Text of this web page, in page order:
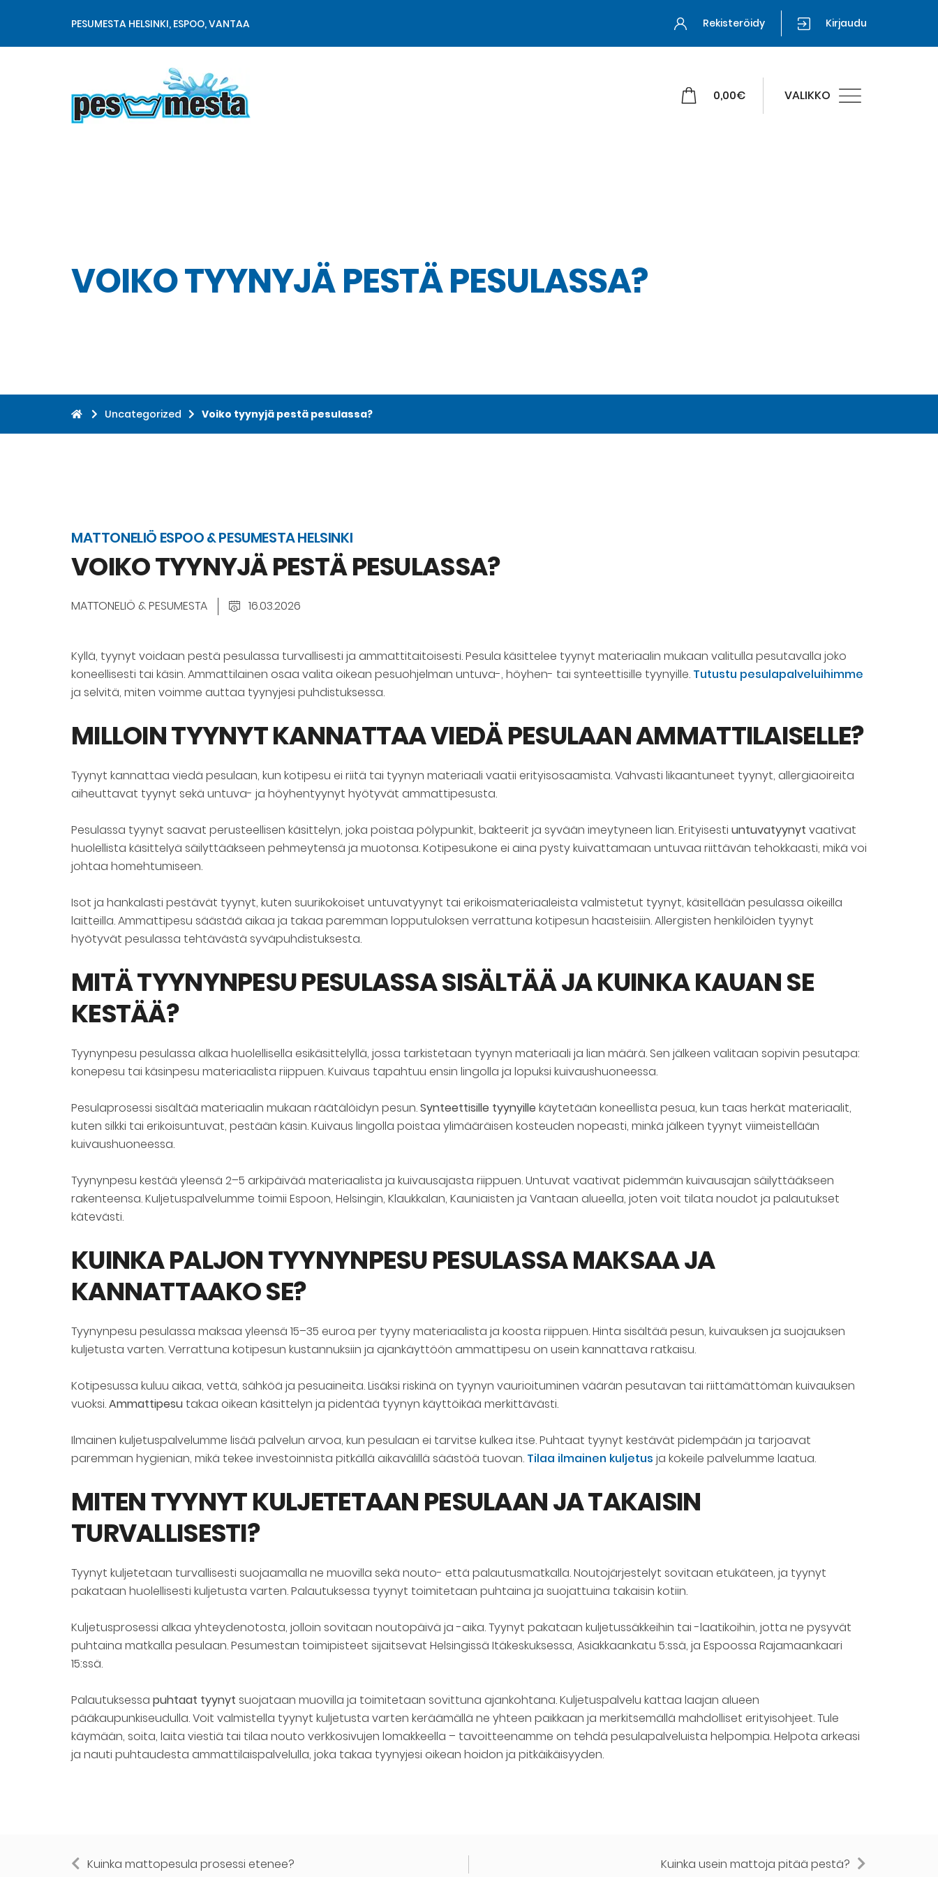
PESUMESTA HELSINKI, ESPOO, VANTAA Rekisteröidy Kirjaudu
0,00€ VALIKKO
VOIKO TYYNYJÄ PESTÄ PESULASSA?
Uncategorized Voiko tyynyjä pestä pesulassa?
MATTONELIÖ ESPOO & PESUMESTA HELSINKI
VOIKO TYYNYJÄ PESTÄ PESULASSA?
MATTONELIÖ & PESUMESTA 16.03.2026
Kyllä, tyynyt voidaan pestä pesulassa turvallisesti ja ammattitaitoisesti. Pesula käsittelee tyynyt materiaalin mukaan valitulla pesutavalla joko
koneellisesti tai käsin. Ammattilainen osaa valita oikean pesuohjelman untuva-, höyhen- tai synteettisille tyynyille. Tutustu pesulapalveluihimme
ja selvitä, miten voimme auttaa tyynyjesi puhdistuksessa.
MILLOIN TYYNYT KANNATTAA VIEDÄ PESULAAN AMMATTILAISELLE?
Tyynyt kannattaa viedä pesulaan, kun kotipesu ei riitä tai tyynyn materiaali vaatii erityisosaamista. Vahvasti likaantuneet tyynyt, allergiaoireita
aiheuttavat tyynyt sekä untuva- ja höyhentyynyt hyötyvät ammattipesusta.
Pesulassa tyynyt saavat perusteellisen käsittelyn, joka poistaa pölypunkit, bakteerit ja syvään imeytyneen lian. Erityisesti untuvatyynyt vaativat
huolellista käsittelyä säilyttääkseen pehmeytensä ja muotonsa. Kotipesukone ei aina pysty kuivattamaan untuvaa riittävän tehokkaasti, mikä voi
johtaa homehtumiseen.
Isot ja hankalasti pestävät tyynyt, kuten suurikokoiset untuvatyynyt tai erikoismateriaaleista valmistetut tyynyt, käsitellään pesulassa oikeilla
laitteilla. Ammattipesu säästää aikaa ja takaa paremman lopputuloksen verrattuna kotipesun haasteisiin. Allergisten henkilöiden tyynyt
hyötyvät pesulassa tehtävästä syväpuhdistuksesta.
MITÄ TYYNYNPESU PESULASSA SISÄLTÄÄ JA KUINKA KAUAN SE
KESTÄÄ?
Tyynynpesu pesulassa alkaa huolellisella esikäsittelyllä, jossa tarkistetaan tyynyn materiaali ja lian määrä. Sen jälkeen valitaan sopivin pesutapa:
konepesu tai käsinpesu materiaalista riippuen. Kuivaus tapahtuu ensin lingolla ja lopuksi kuivaushuoneessa.
Pesulaprosessi sisältää materiaalin mukaan räätälöidyn pesun.Synteettisille tyynyille käytetään koneellista pesua, kun taas herkät materiaalit,
kuten silkki tai erikoisuntuvat, pestään käsin. Kuivaus lingolla poistaa ylimääräisen kosteuden nopeasti, minkä jälkeen tyynyt viimeistellään
kuivaushuoneessa.
Tyynynpesu kestää yleensä 2–5 arkipäivää materiaalista ja kuivausajasta riippuen. Untuvat vaativat pidemmän kuivausajan säilyttääkseen
rakenteensa. Kuljetuspalvelumme toimii Espoon, Helsingin, Klaukkalan, Kauniaisten ja Vantaan alueella, joten voit tilata noudot ja palautukset
kätevästi.
KUINKA PALJON TYYNYNPESU PESULASSA MAKSAA JA
KANNATTAAKO SE?
Tyynynpesu pesulassa maksaa yleensä 15–35 euroa per tyyny materiaalista ja koosta riippuen. Hinta sisältää pesun, kuivauksen ja suojauksen
kuljetusta varten. Verrattuna kotipesun kustannuksiin ja ajankäyttöön ammattipesu on usein kannattava ratkaisu.
Kotipesussa kuluu aikaa, vettä, sähköä ja pesuaineita. Lisäksi riskinä on tyynyn vaurioituminen väärän pesutavan tai riittämättömän kuivauksen
vuoksi.Ammattipesu takaa oikean käsittelyn ja pidentää tyynyn käyttöikää merkittävästi.
Ilmainen kuljetuspalvelumme lisää palvelun arvoa, kun pesulaan ei tarvitse kulkea itse. Puhtaat tyynyt kestävät pidempään ja tarjoavat
paremman hygienian, mikä tekee investoinnista pitkällä aikavälillä säästöä tuovan. Tilaa ilmainen kuljetus ja kokeile palvelumme laatua.
MITEN TYYNYT KULJETETAAN PESULAAN JA TAKAISIN
TURVALLISESTI?
Tyynyt kuljetetaan turvallisesti suojaamalla ne muovilla sekä nouto- että palautusmatkalla. Noutojärjestelyt sovitaan etukäteen, ja tyynyt
pakataan huolellisesti kuljetusta varten. Palautuksessa tyynyt toimitetaan puhtaina ja suojattuina takaisin kotiin.
Kuljetusprosessi alkaa yhteydenotosta, jolloin sovitaan noutopäivä ja -aika. Tyynyt pakataan kuljetussäkkeihin tai -laatikoihin, jotta ne pysyvät
puhtaina matkalla pesulaan. Pesumestan toimipisteet sijaitsevat Helsingissä Itäkeskuksessa, Asiakkaankatu 5:ssä, ja Espoossa Rajamaankaari
15:ssä.
Palautuksessa puhtaat tyynyt suojataan muovilla ja toimitetaan sovittuna ajankohtana. Kuljetuspalvelu kattaa laajan alueen
pääkaupunkiseudulla. Voit valmistella tyynyt kuljetusta varten keräämällä ne yhteen paikkaan ja merkitsemällä mahdolliset erityisohjeet. Tule
käymään, soita, laita viestiä tai tilaa nouto verkkosivujen lomakkeella – tavoitteenamme on tehdä pesulapalveluista helpompia. Helpota arkeasi
ja nauti puhtaudesta ammattilaispalvelulla, joka takaa tyynyjesi oikean hoidon ja pitkäikäisyyden.
Kuinka mattopesula prosessi etenee? Kuinka usein mattoja pitää pestä?